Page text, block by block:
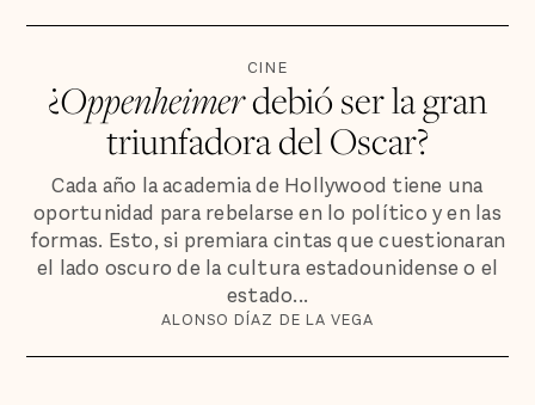
CINE
¿Oppenheimerdebió ser la gran
triunfadora del Oscar?
Cada año la academia de Hollywood tiene una
oportunidad para rebelarse en lo político y en las
formas. Esto, si premiara cintas que cuestionaran
el lado oscuro de la cultura estadounidense o el
estado...
ALONSO DÍAZ DE LA VEGA